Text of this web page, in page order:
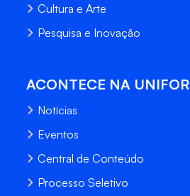
Cultura e Arte
Pesquisa e Inovação
ACONTECE NA UNIFOR
Notícias
Eventos
Central de Conteúdo
Processo Seletivo